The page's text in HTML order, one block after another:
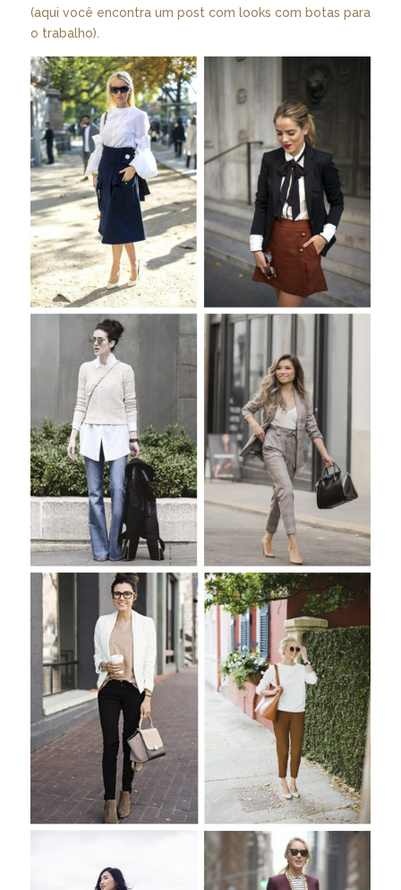
(aqui você encontra um post com looks com botas para
o trabalho).